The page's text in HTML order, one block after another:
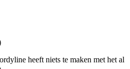
heeft niets te maken met het al